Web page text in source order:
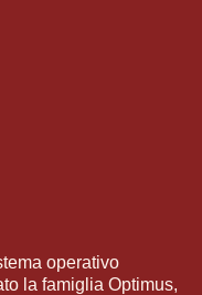
operativo
la famiglia Optimus,